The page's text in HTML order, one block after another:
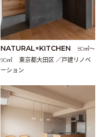
NATURAL×KITCHEN
80㎡〜
90㎡
東京都大田区 ／戸建リノベ
ーション